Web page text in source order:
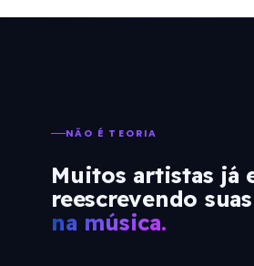
NÃO É TEORIA
Muitos artistas já
reescrevendo
na música.